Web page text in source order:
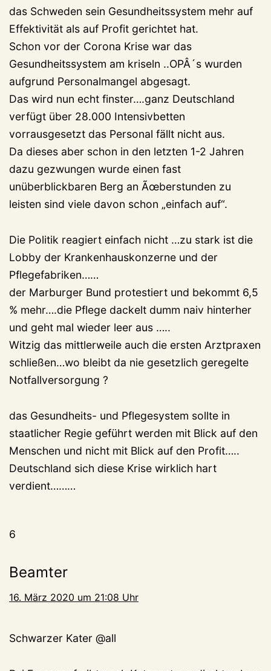
das Schweden sein Gesundheitssystem mehr auf
Effektivität als auf Profit gerichtet hat.
Schon vor der Corona Krise war das
Gesundheitssystem am kriseln ..OPÂ´s wurden
aufgrund Personalmangel abgesagt.
Das wird nun echt finster….ganz Deutschland
verfügt über 28.000 Intensivbetten
vorrausgesetzt das Personal fällt nicht aus.
Da dieses aber schon in den letzten 1-2 Jahren
dazu gezwungen wurde einen fast
unüberblickbaren Berg an Ãœberstunden zu
leisten sind viele davon schon „einfach auf“.
Die Politik reagiert einfach nicht …zu stark ist die
Lobby der Krankenhauskonzerne und der
Pflegefabriken……
der Marburger Bund protestiert und bekommt 6,5
% mehr….die Pflege dackelt dumm naiv hinterher
und geht mal wieder leer aus …..
Witzig das mittlerweile auch die ersten Arztpraxen
schließen…wo bleibt da nie gesetzlich geregelte
Notfallversorgung ?
das Gesundheits- und Pflegesystem sollte in
staatlicher Regie geführt werden mit Blick auf den
Menschen und nicht mit Blick auf den Profit…..
Deutschland sich diese Krise wirklich hart
verdient………
6
Beamter
16. März 2020 um 21:08 Uhr
Schwarzer Kater @all